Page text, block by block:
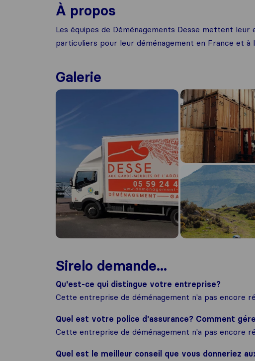
À propos
Les équipes de Déménagements Desse mettent
particuliers pour leur déménagement en France et à
Galerie
Sirelo demande...
Qu'est-ce qui distingue votre entreprise?
Cette entreprise de déménagement n'a pas encore
Quel est votre police d'assurance? Comment
Cette entreprise de déménagement n'a pas encore
Quel est le meilleur conseil que vous donneriez